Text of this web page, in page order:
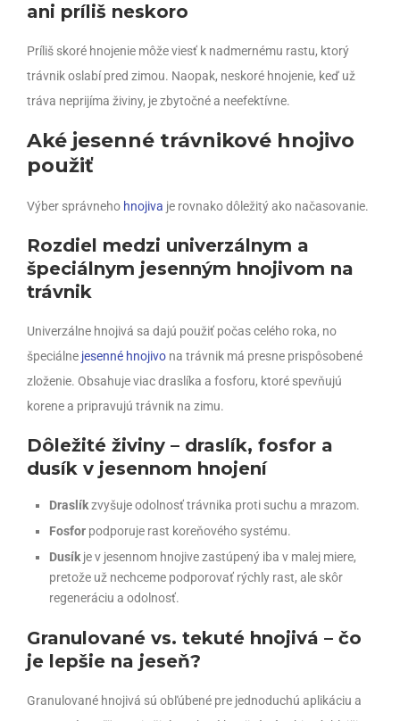
ani príliš neskoro
Príliš skoré hnojenie môže viesť k nadmernému rastu, ktorý
trávnik oslabí pred zimou. Naopak, neskoré hnojenie, keď už
tráva neprijíma živiny, je zbytočné a neefektívne.
Aké jesenné trávnikové hnojivo
použiť
Výber správneho hnojiva je rovnako dôležitý ako načasovanie.
Rozdiel medzi univerzálnym a
špeciálnym jesenným hnojivom na
trávnik
Univerzálne hnojivá sa dajú použiť počas celého roka, no
špeciálne jesenné hnojivo na trávnik má presne prispôsobené
zloženie. Obsahuje viac draslíka a fosforu, ktoré spevňujú
korene a pripravujú trávnik na zimu.
Dôležité živiny – draslík, fosfor a
dusík v jesennom hnojení
Draslíkzvyšuje odolnosť trávnika proti suchu a mrazom.
Fosfor podporuje rast koreňového systému.
Dusík je v jesennom hnojive zastúpený iba v malej miere,
pretože už nechceme podporovať rýchly rast, ale skôr
regeneráciu a odolnosť.
Granulované vs. tekuté hnojivá – čo
je lepšie na jeseň?
Granulované hnojivá sú obľúbené pre jednoduchú aplikáciu a